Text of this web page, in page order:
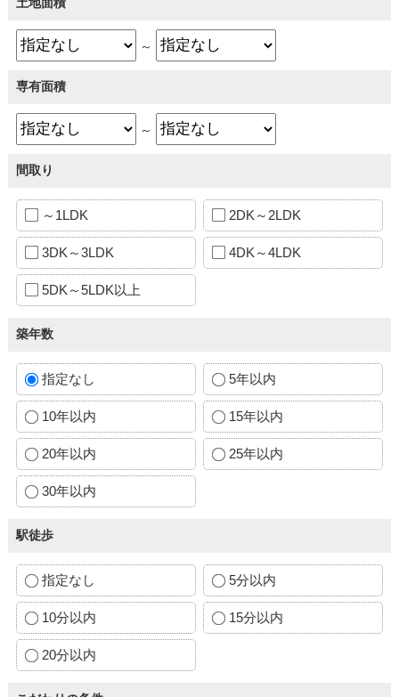
～
専有面積
～
間取り
～1LDK 2DK～2LDK
3DK～3LDK 4DK～4LDK
5DK～5LDK以上
築年数
指定なし 5年以内
10年以内 15年以内
20年以内 25年以内
30年以内
駅徒歩
指定なし 5分以内
10分以内 15分以内
20分以内